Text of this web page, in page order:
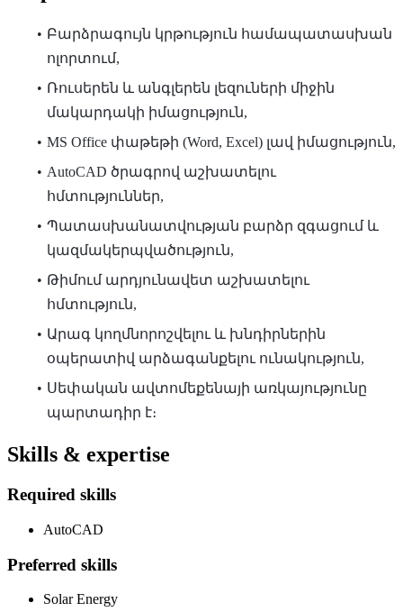
Բարձրագույն կրթություն համապատասխան
ոլորտում,
Ռուսերեն և անգլերեն լեզուների միջին
մակարդակի իմացություն,
MS Office փաթեթի (Word, Excel) լավ իմացություն,
AutoCAD ծրագրով աշխատելու
հմտություններ,
Պատասխանատվության բարձր զգացում և
կազմակերպվածություն,
Թիմում արդյունավետ աշխատելու
հմտություն,
Արագ կողմնորոշվելու և խնդիրներին
օպերատիվ արձագանքելու ունակություն,
Սեփական ավտոմեքենայի առկայությունը
պարտադիր է։
Skills & expertise
Required skills
AutoCAD
Preferred skills
Solar Energy